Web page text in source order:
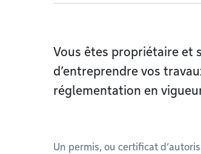
Vous êtes propriétaire et
d’entreprendre vos
réglementation en
Un permis, ou certificat